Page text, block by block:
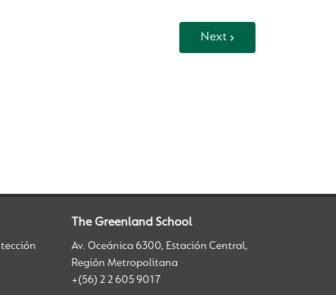
Next
The Greenland School
Av. Oceánica 6300, Estación Central,
Región Metropolitana
+(56) 2 2 605 9017